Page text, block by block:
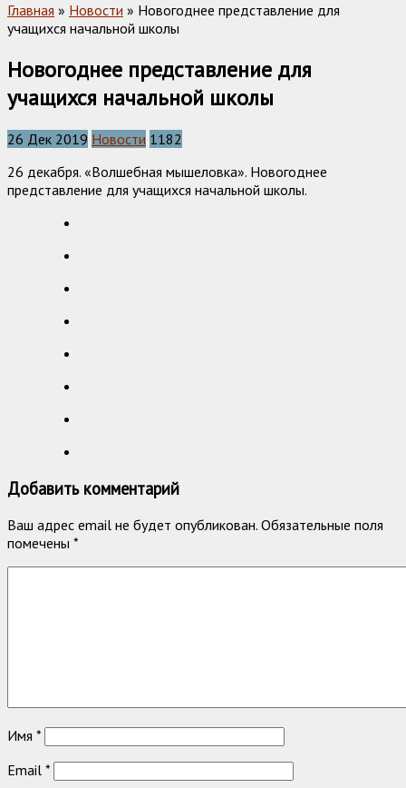
Главная » Новости » Новогоднее представление для
учащихся начальной школы
Новогоднее представление для
учащихся начальной школы
26 Дек 2019 Новости 1182
26 декабря. «Волшебная мышеловка». Новогоднее
представление для учащихся начальной школы.
Добавить комментарий
Ваш адрес email не будет опубликован. Обязательные поля
помечены *
Имя *
Email *